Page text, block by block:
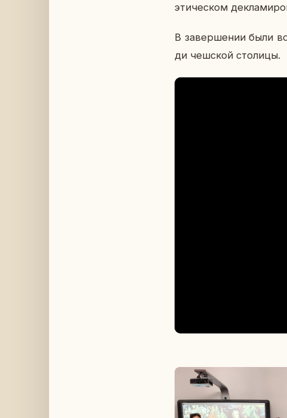
э­ти­че­ском
В за­вер­ше­нии были
ди чеш­ской сто­ли­цы.